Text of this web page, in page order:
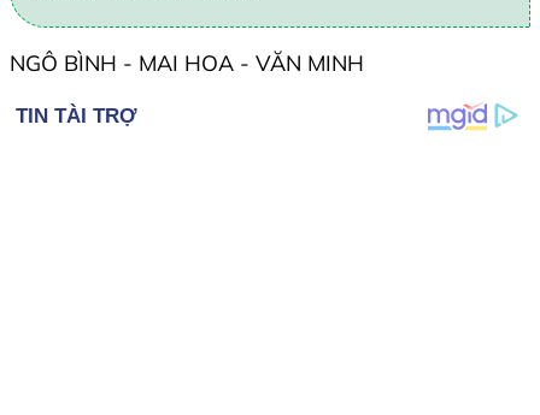
NGÔ BÌNH - MAI HOA - VĂN MINH